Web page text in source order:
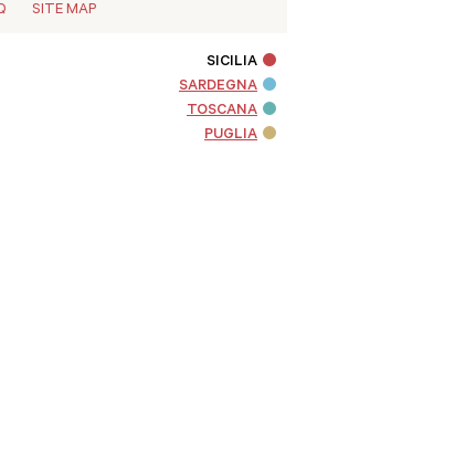
SITE MAP
SICILIA
SARDEGNA
TOSCANA
PUGLIA